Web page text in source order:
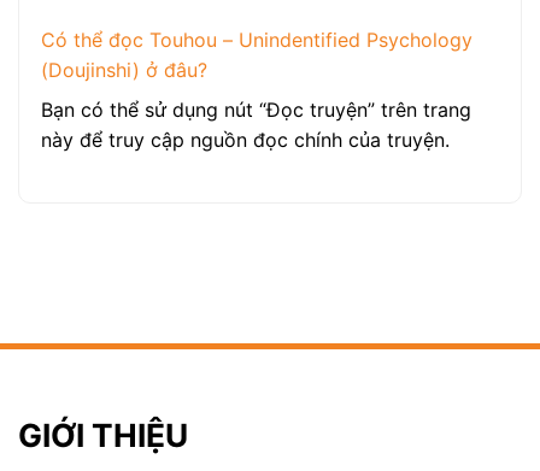
Có thể đọc Touhou – Unindentified Psychology
(Doujinshi) ở đâu?
Bạn có thể sử dụng nút “Đọc truyện” trên trang
này để truy cập nguồn đọc chính của truyện.
GIỚI THIỆU